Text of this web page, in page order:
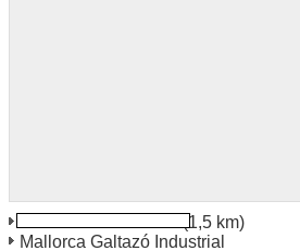
Mallorca Palmanova(1,5 km)
Mallorca Galtazó Industrial